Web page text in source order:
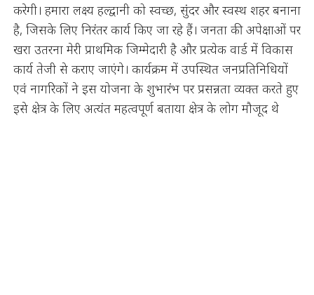
करेगी। हमारा लक्ष्य हल्द्वानी को स्वच्छ, सुंदर और स्वस्थ शहर बनाना
है, जिसके लिए निरंतर कार्य किए जा रहे हैं। जनता की अपेक्षाओं पर
खरा उतरना मेरी प्राथमिक जिम्मेदारी है और प्रत्येक वार्ड में विकास
कार्य तेजी से कराए जाएंगे। कार्यक्रम में उपस्थित जनप्रतिनिधियों
एवं नागरिकों ने इस योजना के शुभारंभ पर प्रसन्नता व्यक्त करते हुए
इसे क्षेत्र के लिए अत्यंत महत्वपूर्ण बताया क्षेत्र के लोग मौजूद थे